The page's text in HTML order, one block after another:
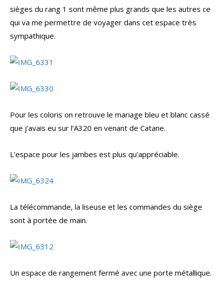
sièges du rang 1 sont même plus grands que les autres ce
qui va me permettre de voyager dans cet espace très
sympathique.
Pour les coloris on retrouve le mariage bleu et blanc cassé
que j’avais eu sur l’A320 en venant de Catane.
L’espace pour les jambes est plus qu’appréciable.
La télécommande, la liseuse et les commandes du siège
sont à portée de main.
Un espace de rangement fermé avec une porte métallique.